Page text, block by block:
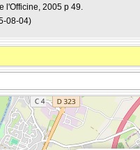
l'Officine, 2005 p 49.
08-04)